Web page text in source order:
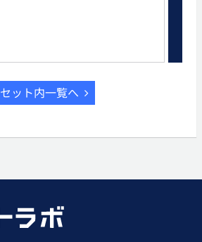
セット内一覧へ